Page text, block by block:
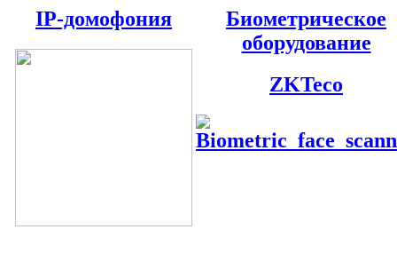
IP-домофония
Биометрическое
оборудование
ZKTeco